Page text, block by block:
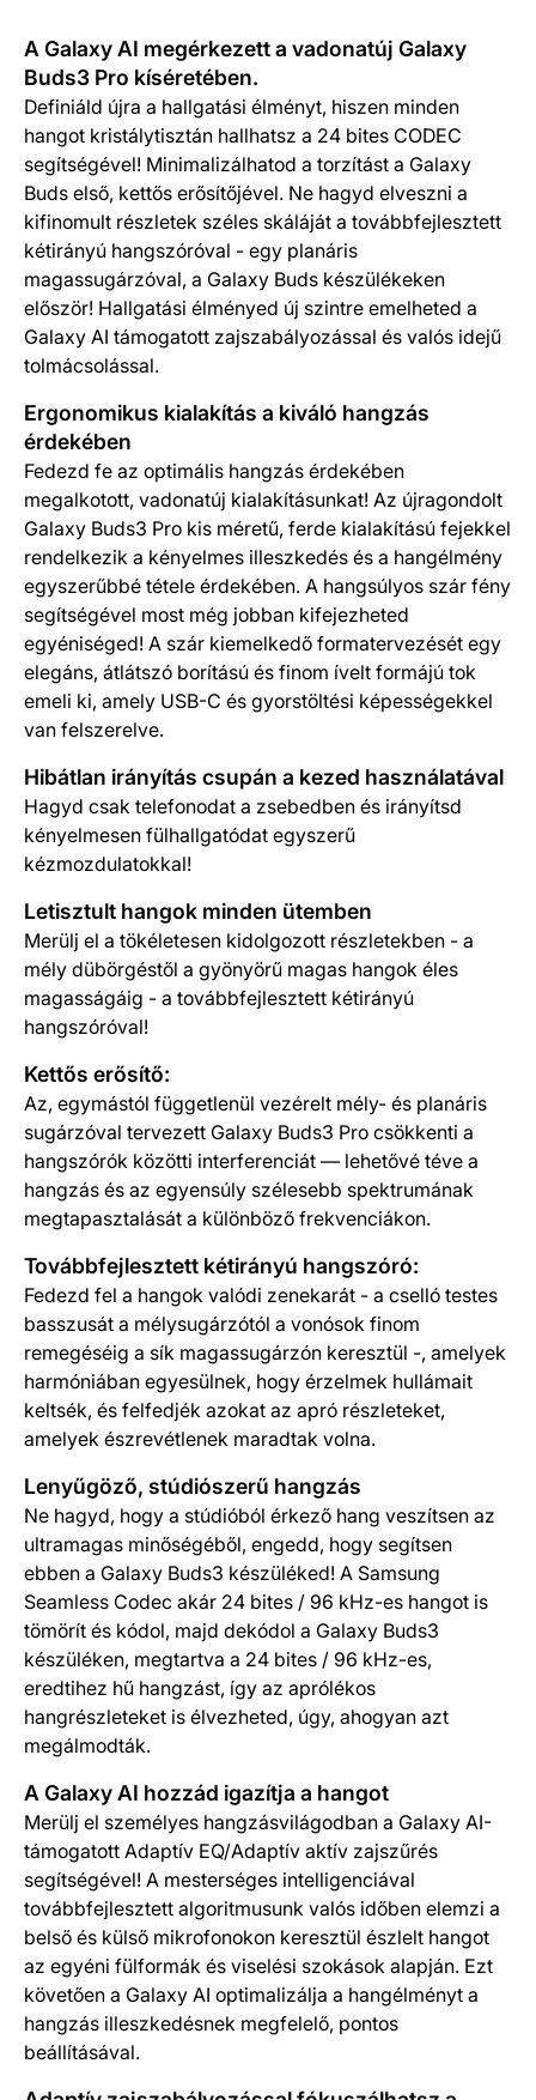
Termék részletek
A Galaxy AI megérkezett a vadonatúj Galaxy
Buds3 Pro kíséretében.
Definiáld újra a hallgatási élményt, hiszen minden
hangot kristálytisztán hallhatsz a 24 bites CODEC
segítségével! Minimalizálhatod a torzítást a Galaxy
Buds első, kettős erősítőjével. Ne hagyd elveszni a
kifinomult részletek széles skáláját a továbbfejlesztett
kétirányú hangszóróval - egy planáris
magassugárzóval, a Galaxy Buds készülékeken
először! Hallgatási élményed új szintre emelheted a
Galaxy AI támogatott zajszabályozással és valós idejű
tolmácsolással.
Ergonomikus kialakítás a kiváló hangzás
érdekében
Fedezd fe az optimális hangzás érdekében
megalkotott, vadonatúj kialakításunkat! Az újragondolt
Galaxy Buds3 Pro kis méretű, ferde kialakítású fejekkel
rendelkezik a kényelmes illeszkedés és a hangélmény
egyszerűbbé tétele érdekében. A hangsúlyos szár fény
segítségével most még jobban kifejezheted
egyéniséged! A szár kiemelkedő formatervezését egy
elegáns, átlátszó borítású és finom ívelt formájú tok
emeli ki, amely USB-C és gyorstöltési képességekkel
van felszerelve.
Hibátlan irányítás csupán a kezed használatával
Hagyd csak telefonodat a zsebedben és irányítsd
kényelmesen fülhallgatódat egyszerű
kézmozdulatokkal!
Letisztult hangok minden ütemben
Merülj el a tökéletesen kidolgozott részletekben - a
mély dübörgéstől a gyönyörű magas hangok éles
magasságáig - a továbbfejlesztett kétirányú
hangszóróval!
Kettős erősítő:
Az, egymástól függetlenül vezérelt mély- és planáris
sugárzóval tervezett Galaxy Buds3 Pro csökkenti a
hangszórók közötti interferenciát — lehetővé téve a
hangzás és az egyensúly szélesebb spektrumának
megtapasztalását a különböző frekvenciákon.
Továbbfejlesztett kétirányú hangszóró:
Fedezd fel a hangok valódi zenekarát - a cselló testes
basszusát a mélysugárzótól a vonósok finom
remegéséig a sík magassugárzón keresztül -, amelyek
harmóniában egyesülnek, hogy érzelmek hullámait
keltsék, és felfedjék azokat az apró részleteket,
amelyek észrevétlenek maradtak volna.
Lenyűgöző, stúdiószerű hangzás
Ne hagyd, hogy a stúdióból érkező hang veszítsen az
ultramagas minőségéből, engedd, hogy segítsen
ebben a Galaxy Buds3 készüléked! A Samsung
Seamless Codec akár 24 bites / 96 kHz-es hangot is
tömörít és kódol, majd dekódol a Galaxy Buds3
készüléken, megtartva a 24 bites / 96 kHz-es,
eredtihez hű hangzást, így az aprólékos
hangrészleteket is élvezheted, úgy, ahogyan azt
megálmodták.
A Galaxy AI hozzád igazítja a hangot
Merülj el személyes hangzásvilágodban a Galaxy AI-
támogatott Adaptív EQ/Adaptív aktív zajszűrés
segítségével! A mesterséges intelligenciával
továbbfejlesztett algoritmusunk valós időben elemzi a
belső és külső mikrofonokon keresztül észlelt hangot
az egyéni fülformák és viselési szokások alapján. Ezt
követően a Galaxy AI optimalizálja a hangélményt a
hangzás illeszkedésnek megfelelő, pontos
beállításával.